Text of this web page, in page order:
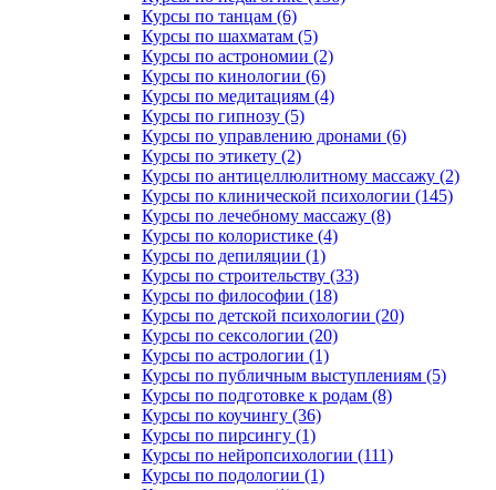
Курсы по танцам (6)
Курсы по шахматам (5)
Курсы по астрономии (2)
Курсы по кинологии (6)
Курсы по медитациям (4)
Курсы по гипнозу (5)
Курсы по управлению дронами (6)
Курсы по этикету (2)
Курсы по антицеллюлитному массажу (2)
Курсы по клинической психологии (145)
Курсы по лечебному массажу (8)
Курсы по колористике (4)
Курсы по депиляции (1)
Курсы по строительству (33)
Курсы по философии (18)
Курсы по детской психологии (20)
Курсы по сексологии (20)
Курсы по астрологии (1)
Курсы по публичным выступлениям (5)
Курсы по подготовке к родам (8)
Курсы по коучингу (36)
Курсы по пирсингу (1)
Курсы по нейропсихологии (111)
Курсы по подологии (1)